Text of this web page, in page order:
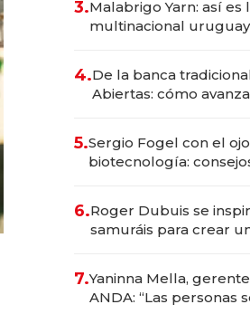
prepara apertura
3.Malabrigo Yarn: así es
multinacional
4.De la banca
Abiertas: cómo
5.Sergio Fogel con el
biotecnología:
6.Roger Dubuis se
samuráis para crear
7.Yaninna Mella,
ANDA: “Las personas